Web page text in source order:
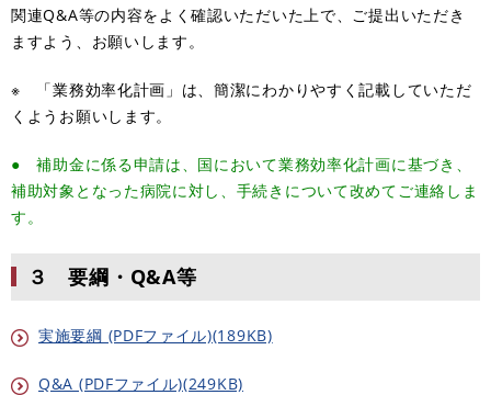
関連Q&A等の内容をよく確認いただいた上で、ご提出いただき
ますよう、お願いします。
※ 「業務効率化計画」は、簡潔にわかりやすく記載していただ
くようお願いします。
● 補助金に係る申請は、国において業務効率化計画に基づき、
補助対象となった病院に対し、手続きについて改めてご連絡しま
す。
３ 要綱・Q&A等
実施要綱 (PDFファイル)(189KB)
Q&A (PDFファイル)(249KB)